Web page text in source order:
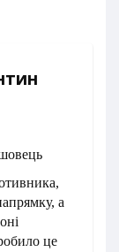
а
це